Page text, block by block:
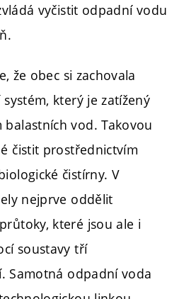
vyčistit odpadní vodu
že obec si zachovala
který je zatížený
vod. Takovou
čistit prostřednictvím
čistírny. V
nejprve oddělit
které jsou ale i
soustavy tří
Samotná odpadní voda